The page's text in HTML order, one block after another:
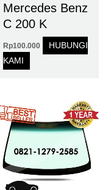
Mercedes Benz
C 200 K
Rp100.000
HUBUNGI
KAMI